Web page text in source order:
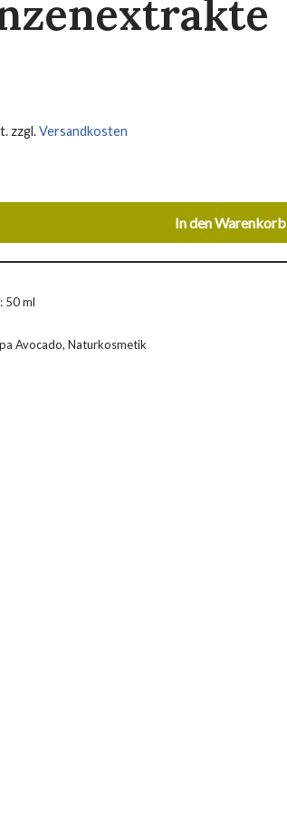
zzgl.Versandkosten
In den Warenkorb
50ml
Avocado, Naturkosmetik